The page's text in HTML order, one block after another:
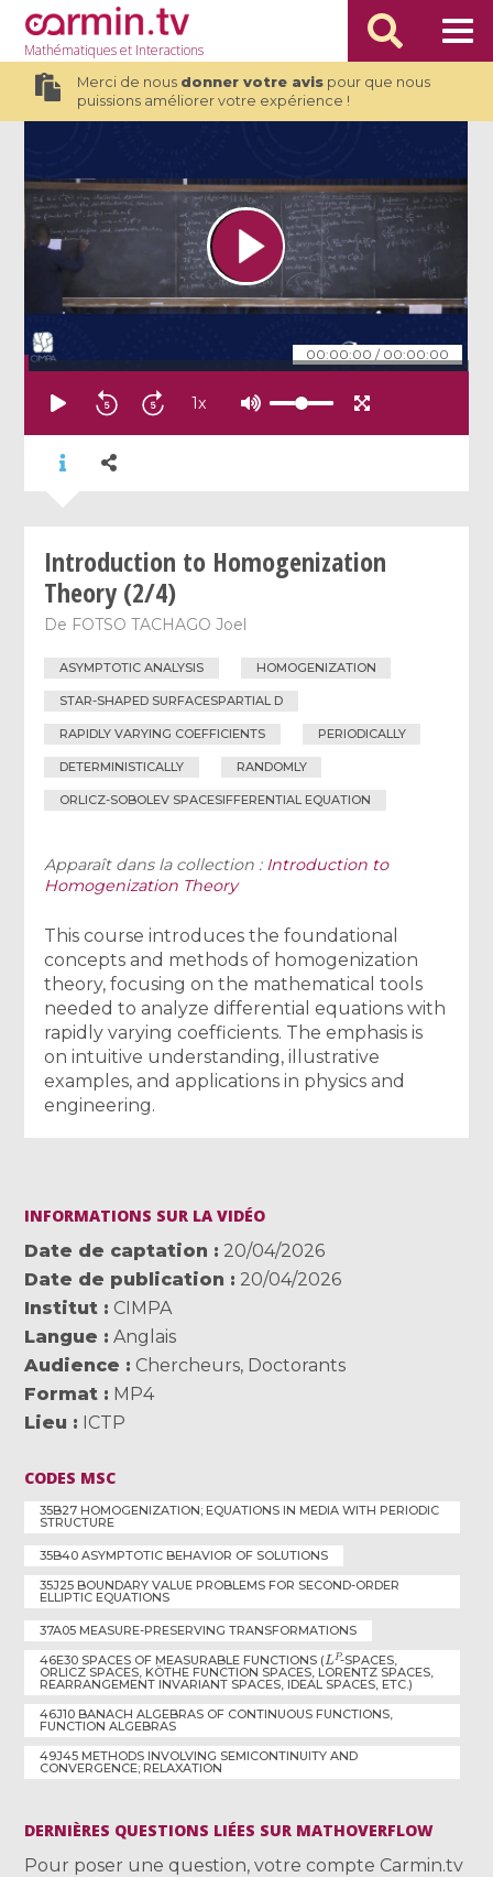
Mathématiqueset Interactions
Merci de nous donner votre avispour que nous
puissions améliorer votre expérience !
00:00:00 / 00:00:00
1x
Introduction to Homogenization
Theory (2/4)
De FOTSO TACHAGO Joel
ASYMPTOTIC ANALYSIS HOMOGENIZATION
STAR-SHAPED SURFACESPARTIAL D
RAPIDLY VARYING COEFFICIENTS PERIODICALLY
DETERMINISTICALLY RANDOMLY
ORLICZ-SOBOLEV SPACESIFFERENTIAL EQUATION
Apparaît dans la collection : Introduction to
Homogenization Theory
This course introduces the foundational
concepts and methods of homogenization
theory, focusing on the mathematical tools
needed to analyze differential equations with
rapidly varying coefficients. The emphasis is
on intuitive understanding, illustrative
examples, and applications in physics and
engineering.
INFORMATIONS SUR LA VIDÉO
Date de captation
20/04/2026
Date de publication
20/04/2026
Institut
CIMPA
Langue
Anglais
Audience
Chercheurs, Doctorants
Format
MP4
Lieu
ICTP
CODES MSC
35B27 HOMOGENIZATION; EQUATIONS IN MEDIA WITH PERIODIC
STRUCTURE
35B40 ASYMPTOTIC BEHAVIOR OF SOLUTIONS
35J25 BOUNDARY VALUE PROBLEMS FOR SECOND-ORDER
ELLIPTIC EQUATIONS
37A05 MEASURE-PRESERVING TRANSFORMATIONS
46E30 SPACES OF MEASURABLE FUNCTIONS (L P-SPACES,
ORLICZ SPACES, KÖTHE FUNCTION SPACES, LORENTZ SPACES,
REARRANGEMENT INVARIANT SPACES, IDEAL SPACES, ETC.)
46J10 BANACH ALGEBRAS OF CONTINUOUS FUNCTIONS,
FUNCTION ALGEBRAS
49J45 METHODS INVOLVING SEMICONTINUITY AND
CONVERGENCE; RELAXATION
DERNIÈRES QUESTIONS LIÉES SUR MATHOVERFLOW
Pour poser une question, votre compte Carmin.tv